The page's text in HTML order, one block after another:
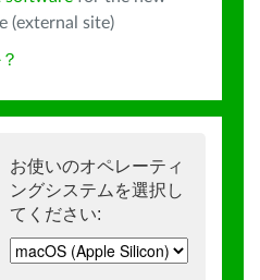
(external site)
お使いのオペレーティ
ングシステムを選択し
てください: